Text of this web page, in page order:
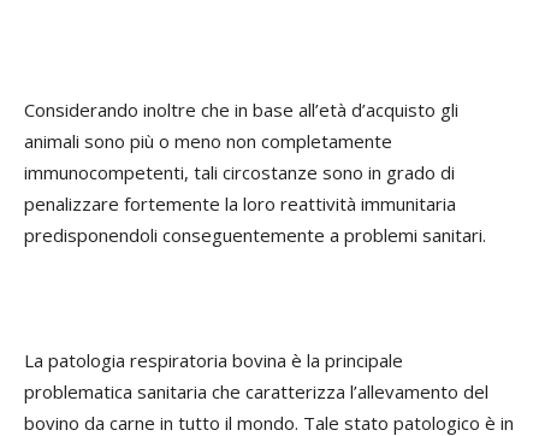
Considerando inoltre che in base all’età d’acquisto gli
animali sono più o meno non completamente
immunocompetenti, tali circostanze sono in grado di
penalizzare fortemente la loro reattività immunitaria
predisponendoli conseguentemente a problemi sanitari.
La patologia respiratoria bovina è la principale
problematica sanitaria che caratterizza l’allevamento del
bovino da carne in tutto il mondo. Tale stato patologico è in